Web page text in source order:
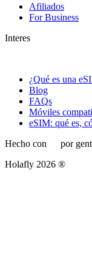
Afiliados
For Business
Interes
¿Qué es una
Blog
FAQs
Móviles
eSIM: qué es,
Hecho con
por
Holafly 2026 ®